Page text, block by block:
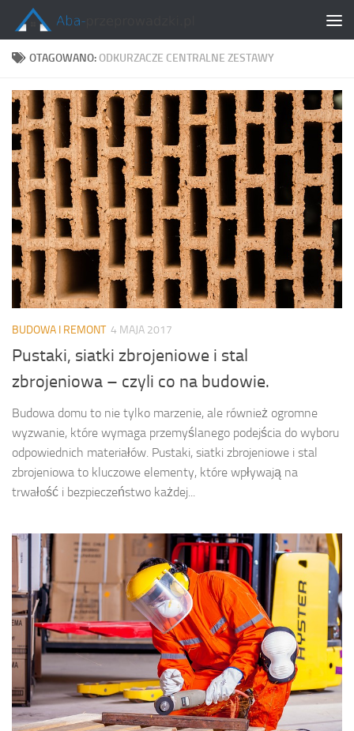
Skip to content
OTAGOWANO:ODKURZACZE CENTRALNE ZESTAWY
BUDOWA I REMONT 4 MAJA 2017
Pustaki, siatki zbrojeniowe i stal
zbrojeniowa – czyli co na budowie.
Budowa domu to nie tylko marzenie, ale również ogromne
wyzwanie, które wymaga przemyślanego podejścia do wyboru
odpowiednich materiałów. Pustaki, siatki zbrojeniowe i stal
zbrojeniowa to kluczowe elementy, które wpływają na
trwałość i bezpieczeństwo każdej...